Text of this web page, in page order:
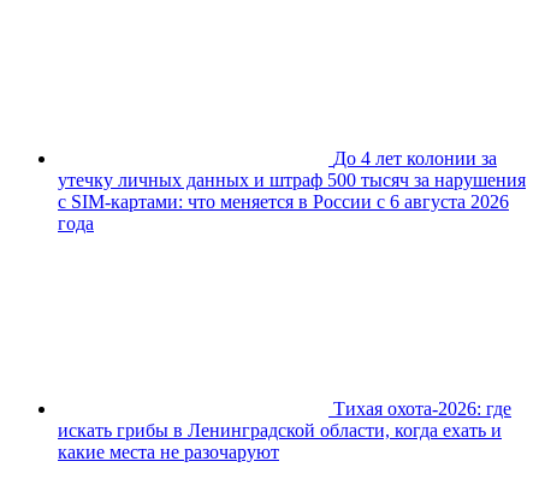
До 4 лет колонии за
утечку личных данных и штраф 500 тысяч за нарушения
с SIM-картами: что меняется в России с 6 августа 2026
года
Тихая охота-2026: где
искать грибы в Ленинградской области, когда ехать и
какие места не разочаруют